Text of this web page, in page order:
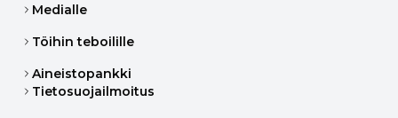
Medialle
Töihin teboilille
Aineistopankki
Tietosuojailmoitus